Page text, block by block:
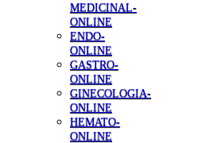
MEDICINAL-
ONLINE
ENDO-
ONLINE
GASTRO-
ONLINE
GINECOLOGIA-
ONLINE
HEMATO-
ONLINE